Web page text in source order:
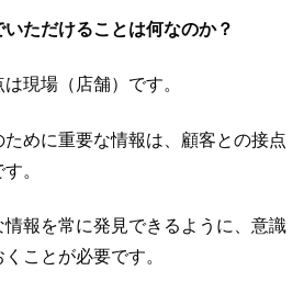
いただけることは何なのか？
現場（店舗）です。
めに重要な情報は、顧客との接点
。
報を常に発見できるように、意識
ことが必要です。